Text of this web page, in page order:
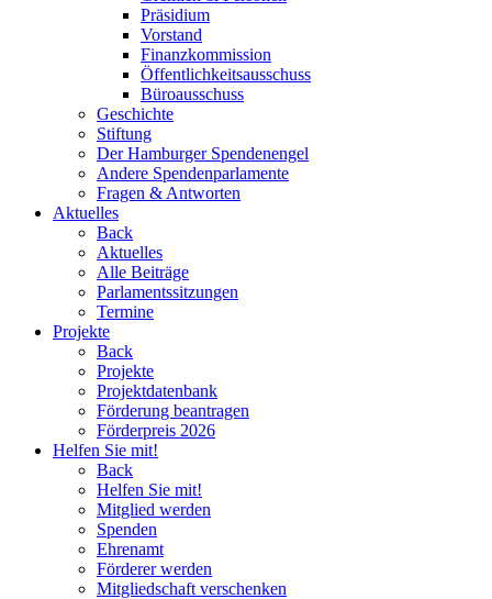
Präsidium
Vorstand
Finanzkommission
Öffentlichkeitsausschuss
Büroausschuss
Geschichte
Stiftung
Der Hamburger Spendenengel
Andere Spendenparlamente
Fragen & Antworten
Aktuelles
Back
Aktuelles
Alle Beiträge
Parlamentssitzungen
Termine
Projekte
Back
Projekte
Projektdatenbank
Förderung beantragen
Förderpreis 2026
Helfen Sie mit!
Back
Helfen Sie mit!
Mitglied werden
Spenden
Ehrenamt
Förderer werden
Mitgliedschaft verschenken